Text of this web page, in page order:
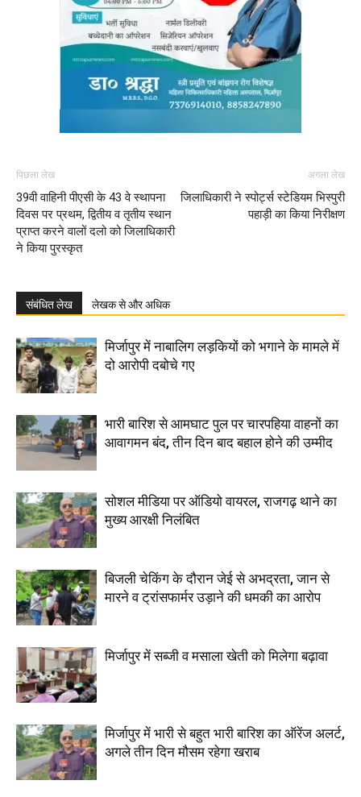
पिछला लेख
39वी वाहिनी पीएसी के 43 वे स्थापना
दिवस पर प्रथम, द्वितीय व तृतीय स्थान
प्राप्त करने वालों दलो को जिलाधिकारी
ने किया पुरस्कृत
अगला लेख
जिलाधिकारी ने स्पोर्ट्स स्टेडियम भिस्पुरी
पहाड़ी का किया निरीक्षण
संबंधित लेख लेखक से और अधिक
मिर्जापुर में नाबालिग लड़कियों को भगाने के मामले में
दो आरोपी दबोचे गए
भारी बारिश से आमघाट पुल पर चारपहिया वाहनों का
आवागमन बंद, तीन दिन बाद बहाल होने की उम्मीद
सोशल मीडिया पर ऑडियो वायरल, राजगढ़ थाने का
मुख्य आरक्षी निलंबित
बिजली चेकिंग के दौरान जेई से अभद्रता, जान से
मारने व ट्रांसफार्मर उड़ाने की धमकी का आरोप
मिर्जापुर में सब्जी व मसाला खेती को मिलेगा बढ़ावा
मिर्जापुर में भारी से बहुत भारी बारिश का ऑरेंज अलर्ट,
अगले तीन दिन मौसम रहेगा खराब